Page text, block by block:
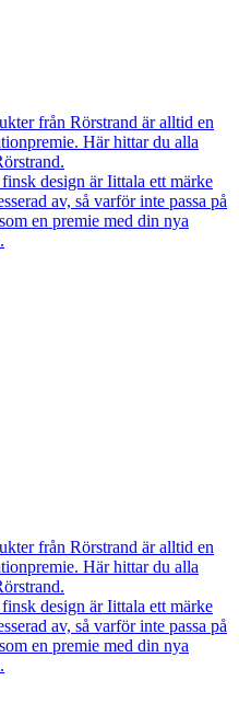
från Rörstrand är alltid en
Här hittar du alla
design är Iittala ett märke
av, så varför inte passa på
en premie med din nya
från Rörstrand är alltid en
Här hittar du alla
design är Iittala ett märke
av, så varför inte passa på
en premie med din nya